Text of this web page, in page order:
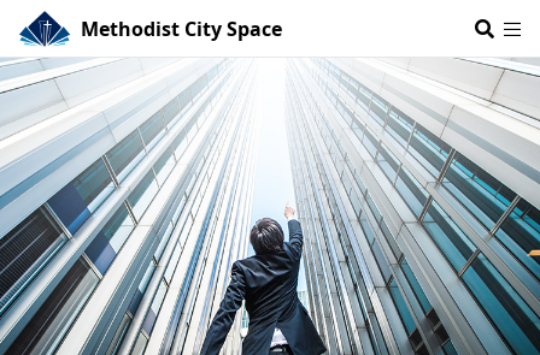
Methodist City Space